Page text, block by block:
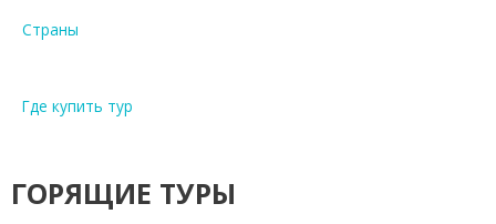
Страны
Где купить тур
ГОРЯЩИЕ ТУРЫ